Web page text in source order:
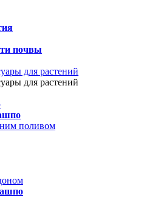
почвы
для растений
для растений
поливом